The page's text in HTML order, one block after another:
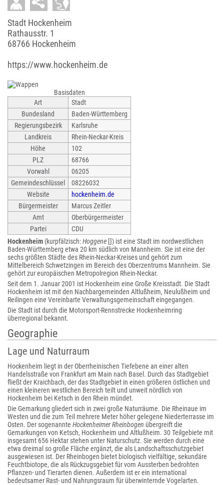
Stadt Hockenheim
Rathausstr. 1
68766 Hockenheim
https://www.hockenheim.de
Basisdaten
Art
Stadt
Bundesland
Baden-Württemberg
Regierungsbezirk
Karlsruhe
Landkreis
Rhein-Neckar-Kreis
Höhe
102
PLZ
68766
Vorwahl
06205
Gemeindeschlüssel
08226032
Website
hockenheim.de
Bürgermeister
Marcus Zeitler
Amt
Oberbürgermeister
Partei
CDU
Hockenheim (kurpfälzisch:Hoggene []) ist eine Stadt im nordwestlichen
Baden-Württemberg etwa 20 km südlich von Mannheim. Sie ist eine der
sechs größten Städte des Rhein-Neckar-Kreises und gehört zum
Mittelbereich Schwetzingen im Bereich des Oberzentrums Mannheim. Sie
gehört zur europäischen Metropolregion Rhein-Neckar.
Seit dem 1. Januar 2001 ist Hockenheim eine Große Kreisstadt. Die Stadt
Hockenheim ist mit den Nachbargemeinden Altlußheim, Neulußheim und
Reilingen eine Vereinbarte Verwaltungsgemeinschaft eingegangen.
Die Stadt ist durch die Motorsport-Rennstrecke Hockenheimring
überregional bekannt.
Geographie
Lage und Naturraum
Hockenheim liegt in der Oberrheinischen Tiefebene an einer alten
Handelsstraße von Frankfurt am Main nach Basel. Durch das Stadtgebiet
fließt der Kraichbach, der das Stadtgebiet in einen größeren östlichen und
einen kleineren westlichen Bereich teilt und unweit nördlich von
Hockenheim bei Ketsch in den Rhein mündet.
Die Gemarkung gliedert sich in zwei große Naturräume. Die Rheinaue im
Westen und die zum Teil mehrere Meter höher gelegene Niederterrasse im
Osten. Der sogenannte Hockenheimer Rheinbogen übergreift die
Gemarkungen von Ketsch, Hockenheim und Altlußheim. 30 Teilgebiete mit
insgesamt 656 Hektar stehen unter Naturschutz. Sie werden durch eine
etwa dreimal so große Fläche ergänzt, die als Landschaftsschutzgebiet
ausgewiesen ist. Der Rheinbogen bietet biologisch vielfältige, sekundäre
Feuchtbiotope, die als Rückzugsgebiet für vom Aussterben bedrohten
Pflanzen- und Tierarten dienen. Außerdem ist er ein international
bedeutsamer Rast- und Nahrungsraum für überwinternde Vogelarten.